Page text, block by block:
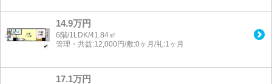
14.9万円
6階/1LDK/41.84㎡
管理・共益:12,000円/敷:0ヶ月/礼:1ヶ月
17.1万円